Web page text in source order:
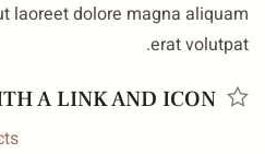
ut laoreet dolore magna
erat
A LINK AND ICON